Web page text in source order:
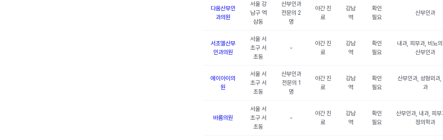
다움산부인
과의원
서울 강
남구 역
삼동
산부인과
전문의 2
명
야간 진
료
강남
역
확인
필요
산부인과
서초엘산부
인과의원
서울 서
초구 서
초동
-
야간 진
료
강남
역
확인
필요
내과, 피부과, 비뇨
산부인과
에이아이의
원
서울 서
초구 서
초동
산부인과
전문의 1
명
야간 진
료
강남
역
확인
필요
산부인과, 성형외과,
과
바롬의원
서울 서
초구 서
초동
-
야간 진
료
강남
역
확인
필요
산부인과, 내과, 피부
정의학과